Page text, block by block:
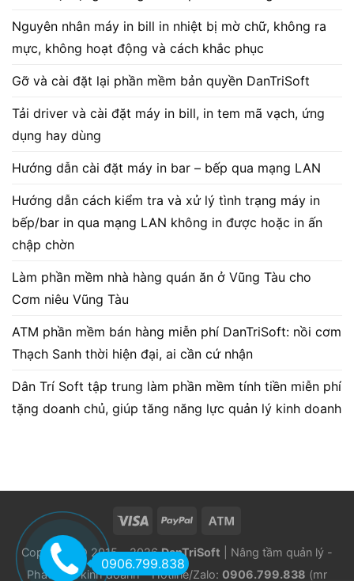
Nguyên nhân máy in bill in nhiệt bị mờ chữ, không ra
mực, không hoạt động và cách khắc phục
Gỡ và cài đặt lại phần mềm bản quyền DanTriSoft
Tải driver và cài đặt máy in bill, in tem mã vạch, ứng
dụng hay dùng
Hướng dẫn cài đặt máy in bar – bếp qua mạng LAN
Hướng dẫn cách kiểm tra và xử lý tình trạng máy in
bếp/bar in qua mạng LAN không in được hoặc in ấn
chập chờn
Làm phần mềm nhà hàng quán ăn ở Vũng Tàu cho
Cơm niêu Vũng Tàu
ATM phần mềm bán hàng miễn phí DanTriSoft: nồi cơm
Thạch Sanh thời hiện đại, ai cần cứ nhận
Dân Trí Soft tập trung làm phần mềm tính tiền miễn phí
tặng doanh chủ, giúp tăng năng lực quản lý kinh doanh
Copyright © 2015 - 2026DanTriSoft | Nâng tầm quản lý -
Phát triển kinh doanh - Hotline/Zalo: 0906.799.838 (mr
0906.799.838